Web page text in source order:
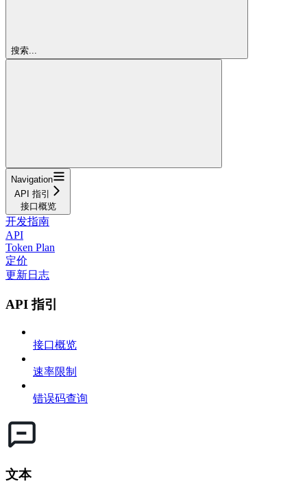
搜索...
Navigation
API 指引
接口概览
开发指南
API
Token Plan
定价
更新日志
API 指引
接口概览
速率限制
错误码查询
文本